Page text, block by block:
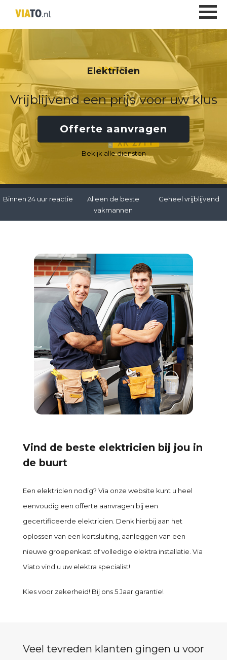
Elektricien
Vrijblijvend een prijs voor uw klus
Offerte aanvragen
Bekijk alle diensten
Binnen 24 uur reactie
Alleen de beste
vakmannen
Geheel vrijblijvend
Vind de beste elektricien bij jou in
de buurt
Een elektricien nodig? Via onze website kunt u heel
eenvoudig een offerte aanvragen bij een
gecertificeerde elektricien. Denk hierbij aan het
oplossen van een kortsluiting, aanleggen van een
nieuwe groepenkast of volledige elektra installatie. Via
Viato vind u uw elektra specialist!
Kies voor zekerheid! Bij ons 5 Jaar garantie!
Veel tevreden klanten gingen u voor